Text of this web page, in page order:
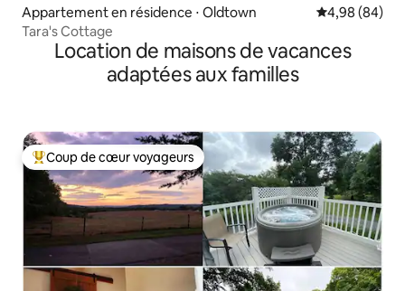
Appartement en résidence ⋅ Oldtown Évaluation
4,98 (84)
Tara's Cottage
Location de maisons de vacances
adaptées aux familles
Coups de cœur voyageurs les plus appréciés
Coup de cœur voyageurs